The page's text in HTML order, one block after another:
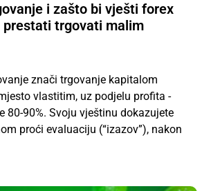
i zašto bi vješti forex
trgovati malim
znači trgovanje kapitalom
vlastitim, uz podjelu profita -
80-90%. Svoju vještinu dokazujete
proći evaluaciju (“izazov”), nakon